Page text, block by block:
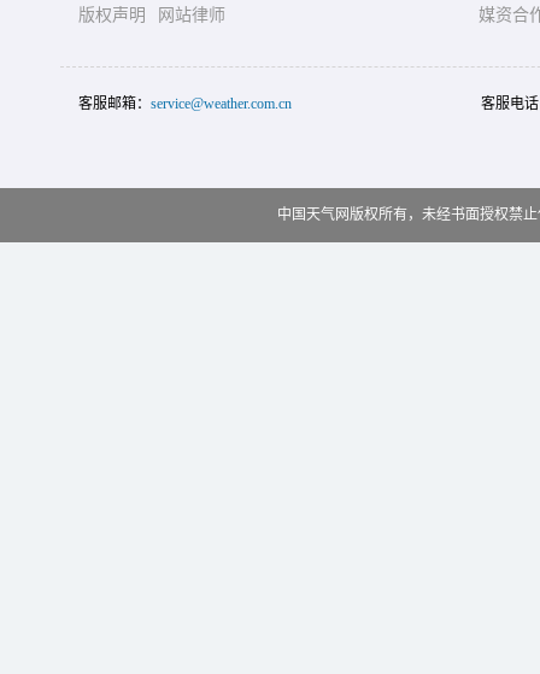
版权声明
网站律师
媒资合
客服邮箱： service@weather.com.cn 客服电
中国天气网版权所有，未经书面授权